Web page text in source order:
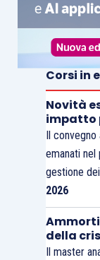
Corsi in
Novità
impatto
Il
emanati
gestione
2026
della
Il master